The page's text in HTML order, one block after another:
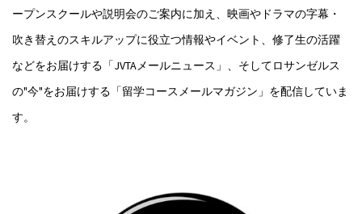
ープンスクールや説明会のご案内に加え、映画やドラマの字幕・
吹き替えのスキルアップに役立つ情報やイベント、修了生の活躍
などをお届けする「JVTAメールニュース」、そしてロサンゼルス
の"今"をお届けする「留学コースメールマガジン」を配信していま
す。